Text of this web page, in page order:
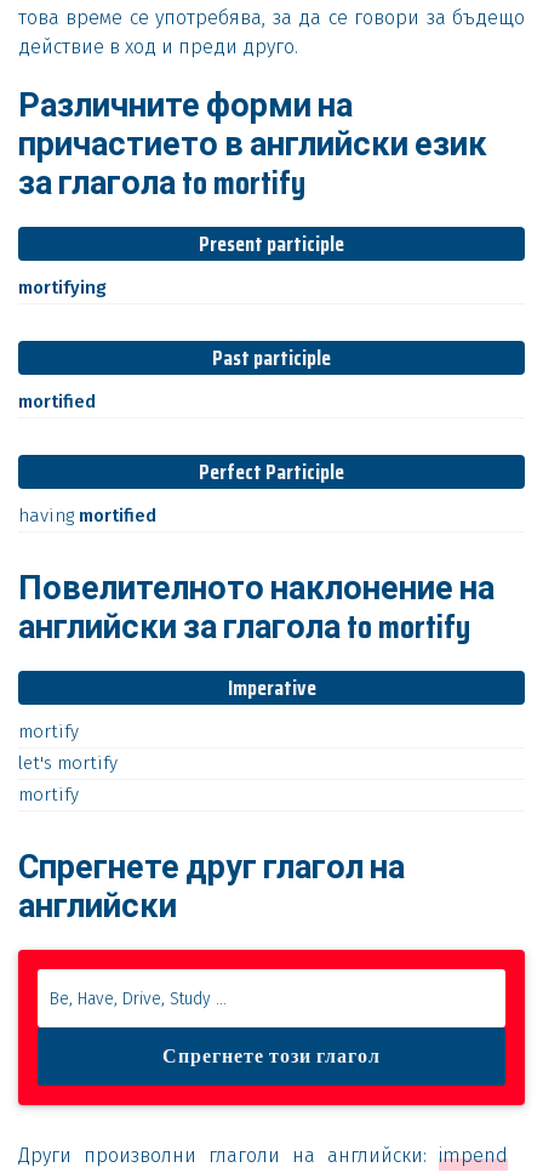
това време се употребява, за да се говори за бъдещо
действие в ход и преди друго.
Различните форми на
причастието в английски език
за глагола to mortify
Present participle
mortifying
Past participle
mortified
Perfect Participle
having mortified
Повелителното наклонение на
английски за глагола to mortify
Imperative
mortify
let's mortify
mortify
Спрегнете друг глагол на
английски
Други произволни глаголи на английски: impend